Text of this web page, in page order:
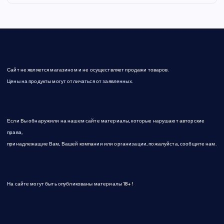
Сайт не является магазином и не осуществляет продажи товаров.
Цены на продукты могут отличаться от заявленных.
Если Вы обнаружили на нашем сайте материалы, которые нарушают авторские
права,
принадлежащие Вам, Вашей компании или организации, пожалуйста, сообщите нам.
На сайте могут быть опубликованы материалы 18+!